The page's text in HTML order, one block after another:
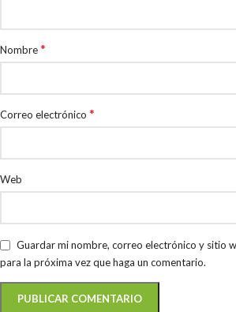
Nombre*
Correo electrónico *
Web
Guardar mi nombre, correo electrónico y sitio
para la próxima vez que haga un comentario.